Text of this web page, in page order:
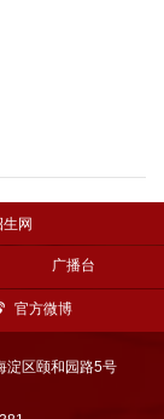
生网
广播台
官方微博
淀区颐和园路5号